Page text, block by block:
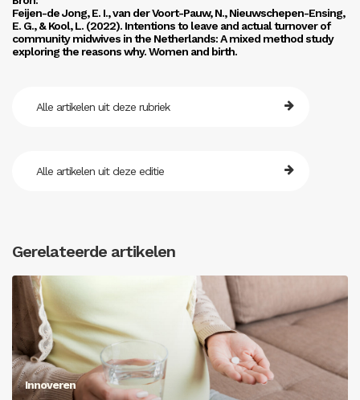
Feijen-de Jong, E. I., van der Voort-Pauw, N., Nieuwschepen-Ensing,
E. G., & Kool, L. (2022). Intentions to leave and actual turnover of
community midwives in the Netherlands: A mixed method study
exploring the reasons why. Women and birth.
Alle artikelen uit deze rubriek
Alle artikelen uit deze editie
Gerelateerde artikelen
Innoveren